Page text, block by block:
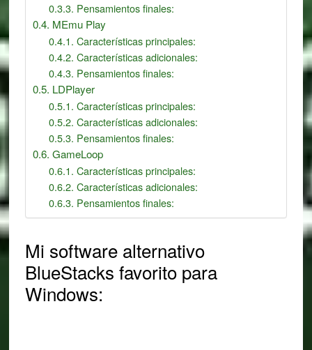
Pensamientos finales:
MEmu Play
Características principales:
Características adicionales:
Pensamientos finales:
LDPlayer
Características principales:
Características adicionales:
Pensamientos finales:
GameLoop
Características principales:
Características adicionales:
Pensamientos finales:
Mi software alternativo
BlueStacks favorito para
Windows: